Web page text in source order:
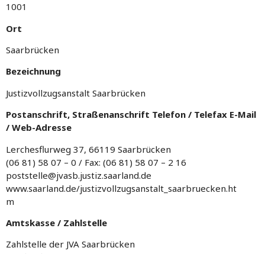
1001
Ort
Saarbrücken
Bezeichnung
Justizvollzugsanstalt Saarbrücken
Postanschrift, Straßenanschrift Telefon / Telefax E-Mail
/ Web-Adresse
Lerchesflurweg 37, 66119 Saarbrücken
(06 81) 58 07 – 0 / Fax: (06 81) 58 07 – 2 16
poststelle@jvasb.justiz.saarland.de
www.saarland.de/justizvollzugsanstalt_saarbruecken.ht
m
Amtskasse / Zahlstelle
Zahlstelle der JVA Saarbrücken